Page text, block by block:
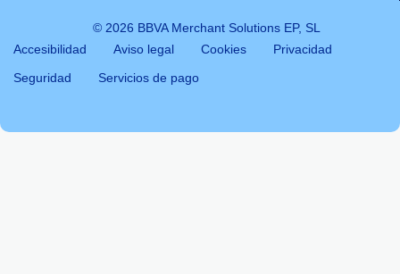
© 2026 BBVA Merchant Solutions EP, SL
Accesibilidad
Aviso legal Cookies
Privacidad
Seguridad
Servicios de pago